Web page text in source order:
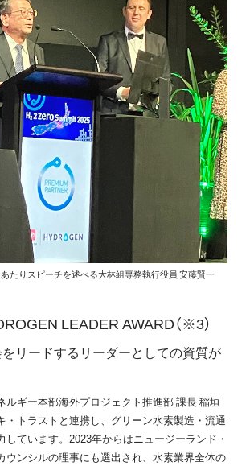
たりスピーチを述べる大林組専務執行役員 安藤賢一
LEADER AWARD（※3）
リードするリーダーとしての資質が
ルギー本部海外プロジェクト推進部 課長 稲垣
・トラストと連携し、グリーン水素製造・流通
しています。2023年からはニュージーランド・
ウンシルの理事にも選出され、水素業界全体の